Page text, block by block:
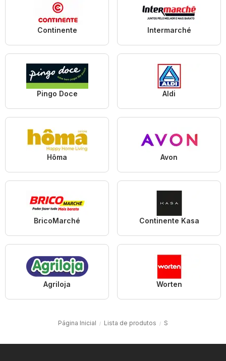
Continente Intermarché
Pingo Doce Aldi
Hôma Avon
BricoMarché Continente Kasa
Agriloja Worten
Página Inicial Lista de produtos S